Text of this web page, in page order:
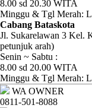
Pendapatan
Fee
Ganti
Password
Logout
8.00 sd 20.30 WITA
Minggu & Tgl Merah:
Cabang Bataskota
Jl. Sukarelawan 3 Kel.
petunjuk arah)
Senin ~ Sabtu :
8.00 sd 20.00 WITA
Minggu & Tgl Merah:
WA OWNER
0811-501-8088